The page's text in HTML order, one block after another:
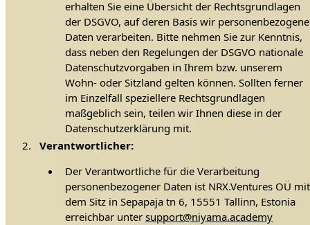
erhalten Sie eine Übersicht der Rechtsgrundlagen
der DSGVO, auf deren Basis wir personenbezogene
Daten verarbeiten. Bitte nehmen Sie zur Kenntnis,
dass neben den Regelungen der DSGVO nationale
Datenschutzvorgaben in Ihrem bzw. unserem
Wohn- oder Sitzland gelten können. Sollten ferner
im Einzelfall speziellere Rechtsgrundlagen
maßgeblich sein, teilen wir Ihnen diese in der
Datenschutzerklärung mit.
Verantwortlicher:
Der Verantwortliche für die Verarbeitung
personenbezogener Daten ist NRX.Ventures OÜ mit
dem Sitz in Sepapaja tn 6, 15551 Tallinn, Estonia
erreichbar untersupport@niyama.academy